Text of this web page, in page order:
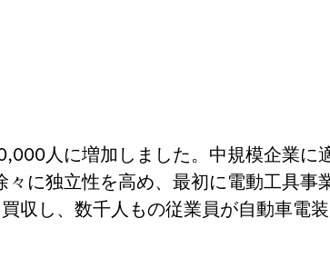
人に増加しました。中規模企業に
に独立性を高め、最初に電動工具事
収し、数千人もの従業員が自動車電